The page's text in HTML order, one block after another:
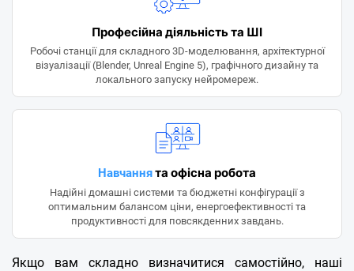
Професійна діяльність та ШІ
Робочі станції для складного 3D-моделювання, архітектурної
візуалізації (Blender, Unreal Engine 5), графічного дизайну та
локального запуску нейромереж.
Навчаннята офісна робота
Надійні домашні системи та бюджетні конфігурації з
оптимальним балансом ціни, енергоефективності та
продуктивності для повсякденних завдань.
Якщо вам складно визначитися самостійно, наші